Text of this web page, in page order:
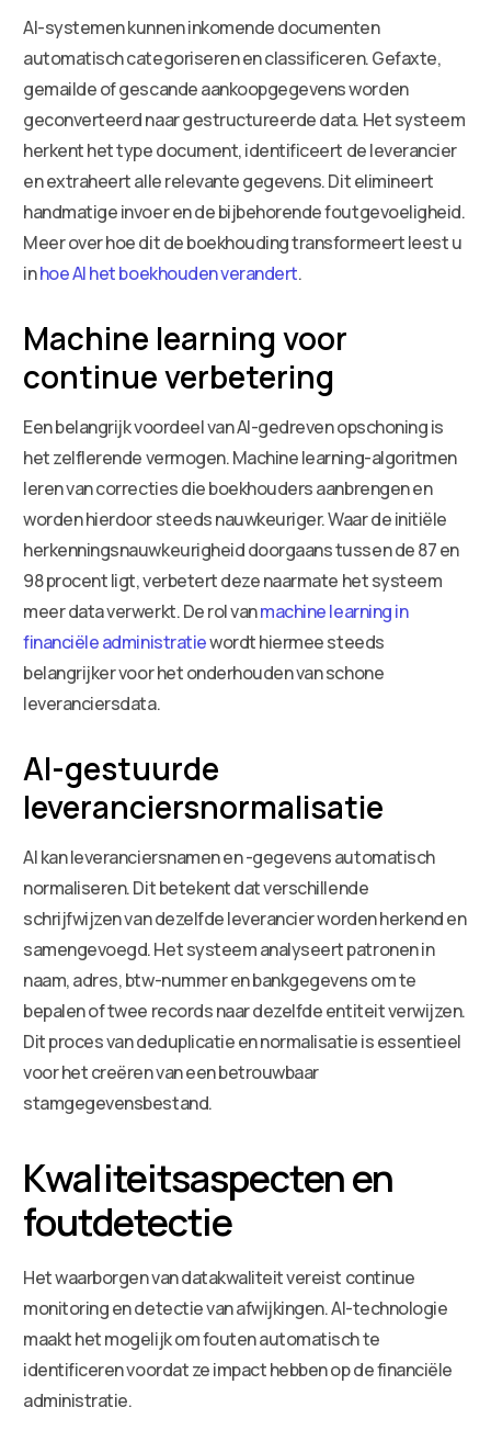
AI-systemen kunnen inkomende documenten
automatisch categoriseren en classificeren. Gefaxte,
gemailde of gescande aankoopgegevens worden
geconverteerd naar gestructureerde data. Het systeem
herkent het type document, identificeert de leverancier
en extraheert alle relevante gegevens. Dit elimineert
handmatige invoer en de bijbehorende foutgevoeligheid.
Meer over hoe dit de boekhouding transformeert leest u
inhoe AI het boekhouden verandert.
Machine learning voor
continue verbetering
Een belangrijk voordeel van AI-gedreven opschoning is
het zelflerende vermogen. Machine learning-algoritmen
leren van correcties die boekhouders aanbrengen en
worden hierdoor steeds nauwkeuriger. Waar de initiële
herkenningsnauwkeurigheid doorgaans tussen de 87 en
98 procent ligt, verbetert deze naarmate het systeem
meer data verwerkt. De rol vanmachine learning in
financiële administratiewordt hiermee steeds
belangrijker voor het onderhouden van schone
leveranciersdata.
AI-gestuurde
leveranciersnormalisatie
AI kan leveranciersnamen en -gegevens automatisch
normaliseren. Dit betekent dat verschillende
schrijfwijzen van dezelfde leverancier worden herkend en
samengevoegd. Het systeem analyseert patronen in
naam, adres, btw-nummer en bankgegevens om te
bepalen of twee records naar dezelfde entiteit verwijzen.
Dit proces van deduplicatie en normalisatie is essentieel
voor het creëren van een betrouwbaar
stamgegevensbestand.
Kwaliteitsaspecten en
foutdetectie
Het waarborgen van datakwaliteit vereist continue
monitoring en detectie van afwijkingen. AI-technologie
maakt het mogelijk om fouten automatisch te
identificeren voordat ze impact hebben op de financiële
administratie.